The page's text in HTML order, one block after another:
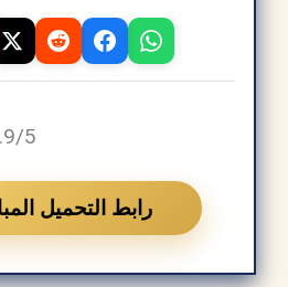
3.9/5 - (17 صوت)
رابط التحميل